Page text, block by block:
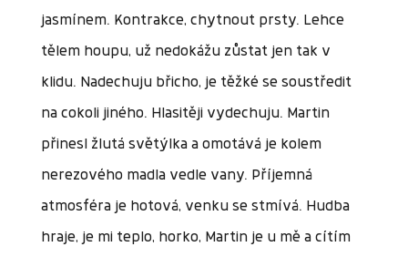
jasmínem. Kontrakce, chytnout prsty. Lehce
tělem houpu, už nedokážu zůstat jen tak v
klidu. Nadechuju břicho, je těžké se soustředit
na cokoli jiného. Hlasitěji vydechuju. Martin
přinesl žlutá světýlka a omotává je kolem
nerezového madla vedle vany. Příjemná
atmosféra je hotová, venku se stmívá. Hudba
hraje, je mi teplo, horko, Martin je u mě a cítím